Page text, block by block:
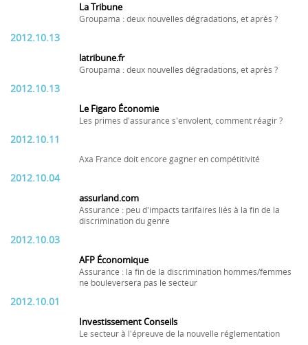
La Tribune
Groupama : deux nouvelles dégradations, et après ?
2012.10.13
latribune.fr
Groupama : deux nouvelles dégradations, et après ?
2012.10.13
Le Figaro Économie
Les primes d'assurance s'envolent, comment réagir ?
2012.10.11
Axa France doit encore gagner en compétitivité
2012.10.04
assurland.com
Assurance : peu d'impacts tarifaires liés à la fin de la
discrimination du genre
2012.10.03
AFP Économique
Assurance : la fin de la discrimination hommes/femmes
ne bouleversera pas le secteur
2012.10.01
Investissement Conseils
Le secteur à l'épreuve de la nouvelle réglementation